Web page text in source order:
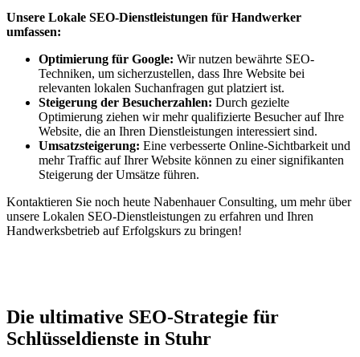
Unsere Lokale SEO-Dienstleistungen für Handwerker
umfassen:
Optimierung für Google: Wir nutzen bewährte SEO-
Techniken, um sicherzustellen, dass Ihre Website bei
relevanten lokalen Suchanfragen gut platziert ist.
Steigerung der Besucherzahlen: Durch gezielte
Optimierung ziehen wir mehr qualifizierte Besucher auf Ihre
Website, die an Ihren Dienstleistungen interessiert sind.
Umsatzsteigerung: Eine verbesserte Online-Sichtbarkeit und
mehr Traffic auf Ihrer Website können zu einer signifikanten
Steigerung der Umsätze führen.
Kontaktieren Sie noch heute Nabenhauer Consulting, um mehr über
unsere Lokalen SEO-Dienstleistungen zu erfahren und Ihren
Handwerksbetrieb auf Erfolgskurs zu bringen!
Die ultimative SEO-Strategie für
Schlüsseldienste in Stuhr